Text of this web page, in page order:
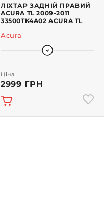
ЛІХТАР ЗАДНІЙ ПРАВИЙ
ACURA TL 2009-2011
33500TK4A02 ACURA TL
Acura
Ціна
2999 ГРН